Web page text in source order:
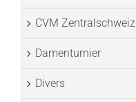
CVM Zentralschweiz
Damenturnier
Divers